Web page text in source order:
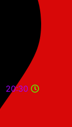
20:30